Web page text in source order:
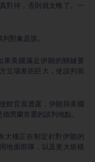
對待，否則就太晚了。一
對象是誰。
果美國滿足伊朗的關鍵要
立場差距巨大，使談判前
館官員透露，伊朗與美國
黑蘭首選的談判地點。
大樓正在制定針對伊朗的
地面部隊，以及更大規模